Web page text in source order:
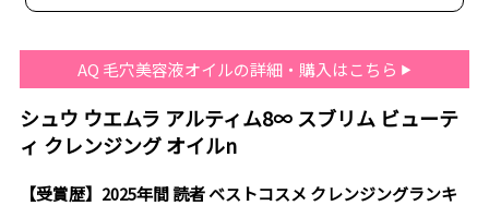
AQ 毛穴美容液オイルの詳細・購入はこちら
シュウ ウエムラ アルティム8∞ スブリム ビューテ
ィ クレンジング オイルn
【受賞歴】2025年間 読者 ベストコスメ クレンジングランキ